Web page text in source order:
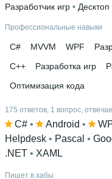
Разработчик игр • Десктоп
Профессиональные навыки
C# MVVM WPF
C++
Разработка игр
Оптимизация кода
175 ответов, 1 вопрос,
C# • Android •
Helpdesk • Pascal •
.NET • XAML
Пишет в хабы